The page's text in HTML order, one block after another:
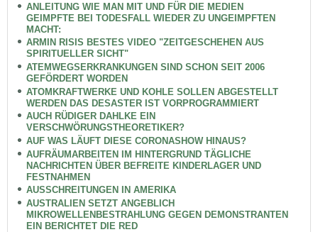
ANLEITUNG WIE MAN MIT UND FÜR DIE MEDIEN
GEIMPFTE BEI TODESFALL WIEDER ZU UNGEIMPFTEN
MACHT:
ARMIN RISIS BESTES VIDEO "ZEITGESCHEHEN AUS
SPIRITUELLER SICHT"
ATEMWEGSERKRANKUNGEN SIND SCHON SEIT 2006
GEFÖRDERT WORDEN
ATOMKRAFTWERKE UND KOHLE SOLLEN ABGESTELLT
WERDEN DAS DESASTER IST VORPROGRAMMIERT
AUCH RÜDIGER DAHLKE EIN
VERSCHWÖRUNGSTHEORETIKER?
AUF WAS LÄUFT DIESE CORONASHOW HINAUS?
AUFRÄUMARBEITEN IM HINTERGRUND TÄGLICHE
NACHRICHTEN ÜBER BEFREITE KINDERLAGER UND
FESTNAHMEN
AUSSCHREITUNGEN IN AMERIKA
AUSTRALIEN SETZT ANGEBLICH
MIKROWELLENBESTRAHLUNG GEGEN DEMONSTRANTEN
EIN BERICHTET DIE RED